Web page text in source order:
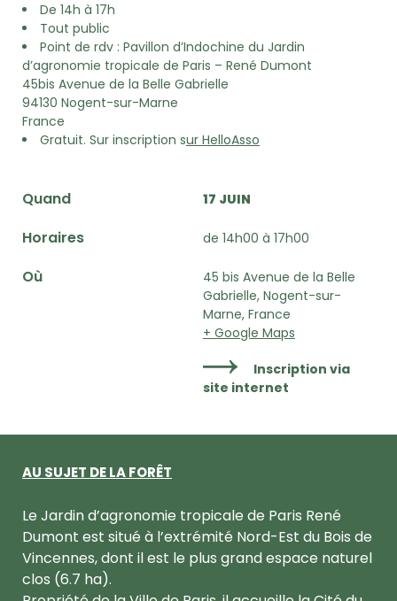
De 14h à 17h
Tout public
Point de rdv : Pavillon d’Indochine du Jardin
d’agronomie tropicale de Paris – René Dumont
45bis Avenue de la Belle Gabrielle
94130 Nogent-sur-Marne
France
Gratuit. Sur inscription sur HelloAsso
Quand 17 JUIN
Horaires de 14h00 à 17h00
Où
45 bis Avenue de la Belle
Gabrielle, Nogent-sur-
Marne, France
+ Google Maps
Inscription via
site internet
AU SUJET DE LA FORÊT
Le Jardin d’agronomie tropicale de Paris René
Dumont est situé à l’extrémité Nord-Est du Bois de
Vincennes, dont il est le plus grand espace naturel
clos (6.7 ha).